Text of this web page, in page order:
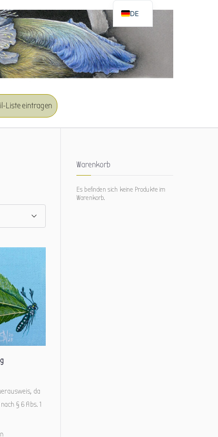
Liste eintragen
da
§ 6 Abs. 1
Warenkorb
Es befinden sich keine Produkte im
Warenkorb.
DE
EN